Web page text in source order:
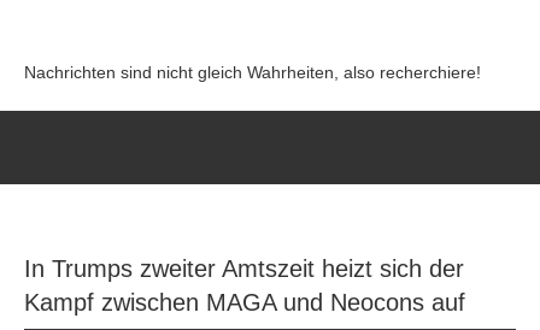
springen
Nachrichten sind nicht gleich Wahrheiten, also recherchiere!
In Trumps zweiter Amtszeit heizt sich der
Kampf zwischen MAGA und Neocons auf